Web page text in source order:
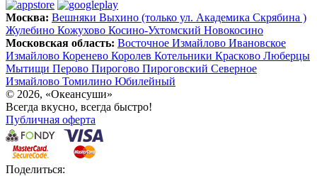
Москва: Вешняки Выхино (только ул. Академика Скрябина )
Жулебино Кожухово Косино-Ухтомский Новокосино
Московская область: Восточное Измайлово Ивановское
Измайлово Коренево Королев Котельники Красково Люберцы
Мытищи Перово Пирогово Пироговский Северное
Измайлово Томилино Юбилейный
© 2026, «Океансуши»
Всегда вкусно, всегда быстро!
Публичная оферта
Поделиться: